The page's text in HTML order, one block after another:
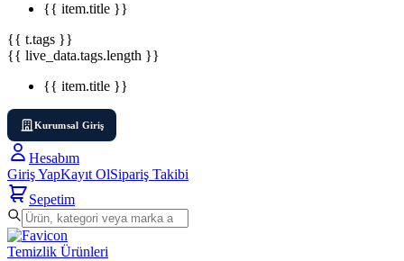
{{ item.title }}
{{ t.tags }}
{{ live_data.tags.length }}
{{ item.title }}
Kurumsal Giriş
Hesabım
Giriş YapKayıt OlSipariş Takibi
Sepetim
Temizlik Ürünleri